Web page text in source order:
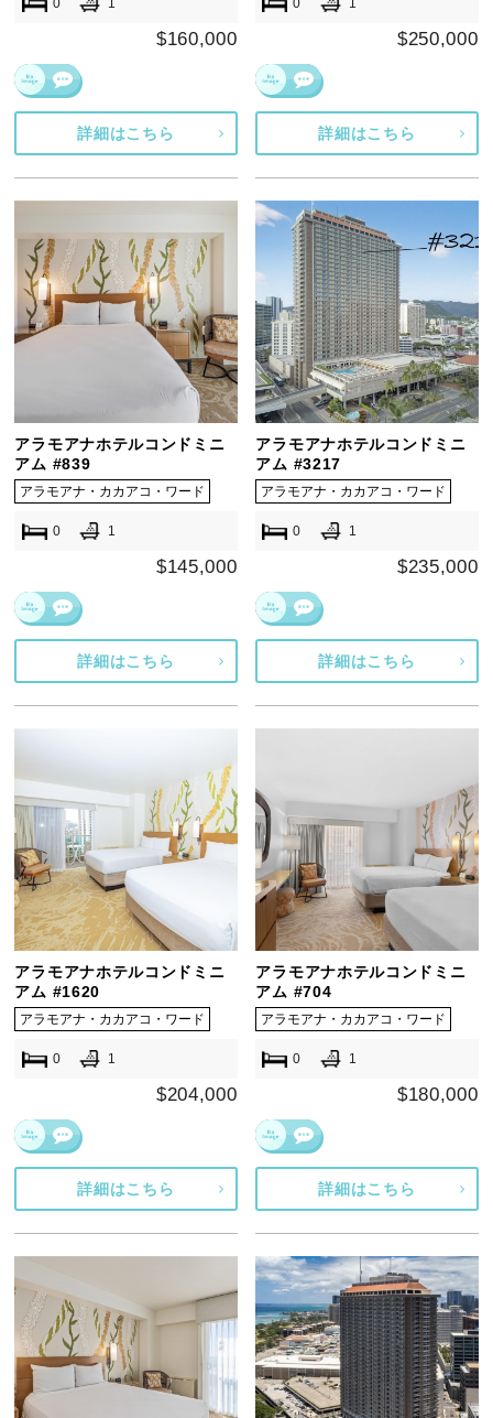
0 1
$160,000
詳細はこちら
0 1
$250,000
詳細はこちら
アラモアナホテルコンドミニ
アム #839
アラモアナ・カカアコ・ワード
0 1
$145,000
詳細はこちら
アラモアナホテルコンドミニ
アム #3217
アラモアナ・カカアコ・ワード
0 1
$235,000
詳細はこちら
アラモアナホテルコンドミニ
アム #1620
アラモアナ・カカアコ・ワード
0 1
$204,000
詳細はこちら
アラモアナホテルコンドミニ
アム #704
アラモアナ・カカアコ・ワード
0 1
$180,000
詳細はこちら